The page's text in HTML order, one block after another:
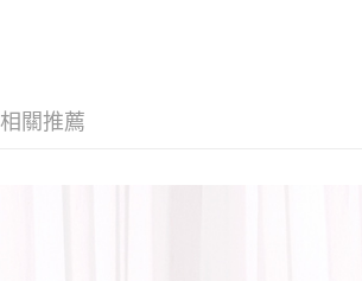
相關推薦